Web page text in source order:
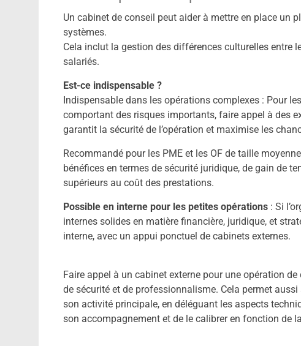
Un cabinet de conseil peut aider à mettre en place un
systèmes.
Cela inclut la gestion des différences culturelles entre
salariés.
Est-ce indispensable ?
Indispensable dans les opérations complexes : Pour
comportant des risques importants, faire appel à des
garantit la sécurité de l’opération et maximise les
Recommandé pour les PME et les OF de taille
bénéfices en termes de sécurité juridique, de gain de
supérieurs au coût des prestations.
Possible en interne pour les petites opérations : Si
internes solides en matière financière, juridique, et
interne, avec un appui ponctuel de cabinets externes.
Faire appel à un cabinet externe pour une opération
de sécurité et de professionnalisme. Cela permet
son activité principale, en déléguant les aspects
son accompagnement et de le calibrer en fonction de